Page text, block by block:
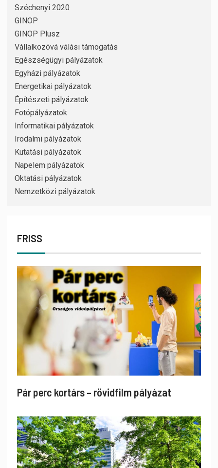
Széchenyi 2020
GINOP
GINOP Plusz
Vállalkozóvá válási támogatás
Egészségügyi pályázatok
Egyházi pályázatok
Energetikai pályázatok
Építészeti pályázatok
Fotópályázatok
Informatikai pályázatok
Irodalmi pályázatok
Kutatási pályázatok
Napelem pályázatok
Oktatási pályázatok
Nemzetközi pályázatok
FRISS
Pár perc kortárs – rövidfilm pályázat